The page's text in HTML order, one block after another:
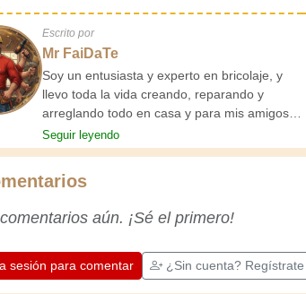
Escrito por
Mr FaiDaTe
Soy un entusiasta y experto en bricolaje, y
llevo toda la vida creando, reparando y
arreglando todo en casa y para mis amigos.
Mis abuelos me enseñaron lo básico desde
pequeño, y desde entonces he adquirido una
Te mantiene activo y alerta, y te hace
profesionales ponen en su trabajo.
oportunidad para mejorar. ¡Diviértete!
Seguir leyendo
aún. ¡Sé el primero!
sesión para comentar ¿Sin cuenta? Regístrate